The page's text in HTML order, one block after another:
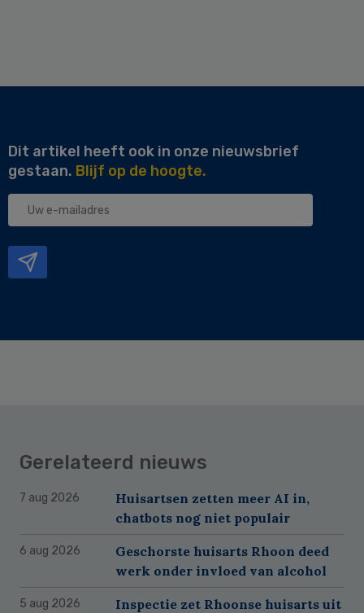
Dit artikel heeft ook in onze nieuwsbrief
gestaan. Blijf op de hoogte.
Uw
Gerelateerd nieuws
7 aug 2026
Huisartsen zetten meer AI in,
chatbots nog niet populair
6 aug 2026
Geschorste huisarts Rhoon deed
werk onder invloed van alcohol
5 aug 2026
Inspectie zet Rhoonse huisarts uit